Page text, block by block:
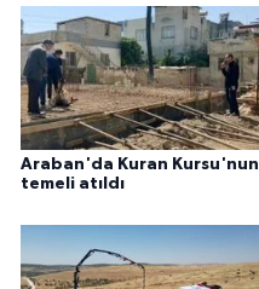
Araban'da Kuran Kursu'nun
temeli atıldı